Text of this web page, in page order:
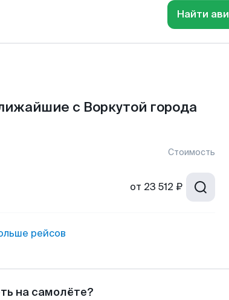
Найти
с Воркутой города
Стоимость
от 23 512 ₽
рейсов
на самолёте?